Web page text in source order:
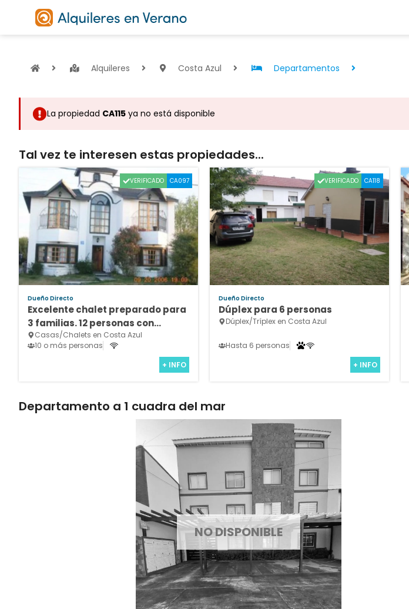
Alquileres Costa Azul Departamentos
La propiedad CA115 ya no está disponible
Tal vez te interesen estas propiedades...
VERIFICADO CA097
Dueño Directo
Excelente chalet preparado para
3 familias. 12 personas con
alarma monitoreada.
Casas/Chalets en Costa Azul
10 o más personas
+ INFO
VERIFICADO CA118
Dueño Directo
Dúplex para 6 personas
Dúplex/Tríplex en Costa Azul
Hasta 6 personas
+ INFO
Departamento a 1 cuadra del mar
NO DISPONIBLE